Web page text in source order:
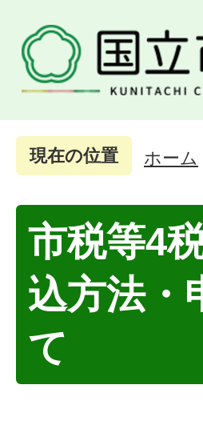
現在の位置 ホーム
市税等4
込方法・
て